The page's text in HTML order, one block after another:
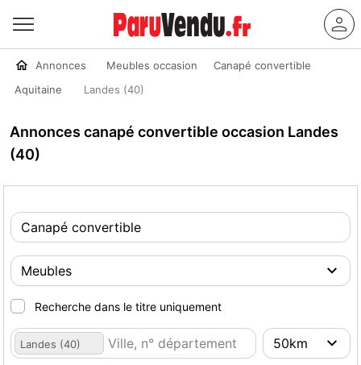
Annonces Meubles occasion
Canapé convertible
Aquitaine
Landes (40)
Annonces canapé convertible occasion Landes
(40)
Recherche dans le titre uniquement
Landes (40)